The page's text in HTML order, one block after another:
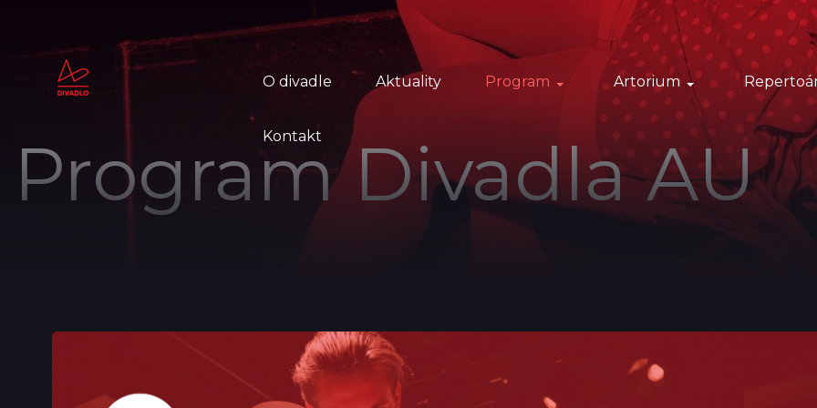
O divadle Aktuality Program Artorium
Kontakt
Program Divadla AU